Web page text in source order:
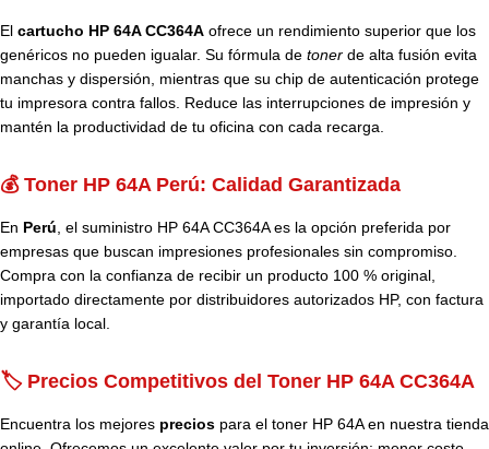
El cartucho HP 64A CC364A ofrece un rendimiento superior que los
genéricos no pueden igualar. Su fórmula de toner de alta fusión evita
manchas y dispersión, mientras que su chip de autenticación protege
tu impresora contra fallos. Reduce las interrupciones de impresión y
mantén la productividad de tu oficina con cada recarga.
💰 Toner HP 64A Perú: Calidad Garantizada
En Perú , el suministro HP 64A CC364A es la opción preferida por
empresas que buscan impresiones profesionales sin compromiso.
Compra con la confianza de recibir un producto 100 % original,
importado directamente por distribuidores autorizados HP, con factura
y garantía local.
🏷️ Precios Competitivos del Toner HP 64A CC364A
Encuentra los mejores precios para el toner HP 64A en nuestra tienda